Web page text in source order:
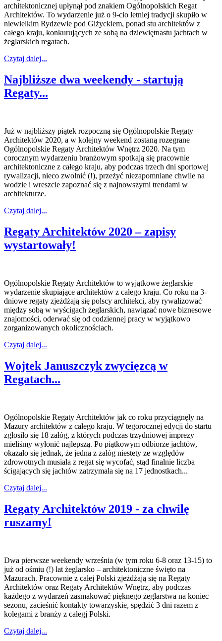
architektonicznej upłynął pod znakiem Ogólnopolskich Regat
Architektów. To wydarzenie już o 9-cio letniej tradycji skupiło w
niewielkim Rydzewie pod Giżyckiem, ponad stu architektów z
całego kraju, konkurujących ze sobą na dziewiętnastu jachtach w
żeglarskich regatach.
Czytaj dalej...
Najbliższe dwa weekendy - startują
Regaty...
Już w najbliższy piątek rozpoczną się Ogólnopolskie Regaty
Architektów 2020, a w kolejny weekend zostaną rozegrane
Ogólnopolskie Regaty Architektów Wnętrz 2020. Na tym
corocznym wydarzeniu branżowym spotkają się pracownie
architektoniczne z całego kraju, aby podczas trzech dni sportowej
rywalizacji, nieco zwolnić (!), przeżyć niezapomniane chwile na
wodzie i wreszcie zapoznać się z najnowszymi trendami w
architekturze.
Czytaj dalej...
Regaty Architektów 2020 – zapisy
wystartowały!
Ogólnopolskie Regaty Architektów to wyjątkowe żeglarskie
wydarzenie skupiające architektów z całego kraju. Co roku na 3-
dniowe regaty zjeżdżają się polscy architekci, aby rywalizować
między sobą w wyścigach żeglarskich, nawiązać nowe biznesowe
znajomości, oderwać się od codziennej pracy w wyjątkowo
zorganizowanych okolicznościach.
Czytaj dalej...
Wojtek Januszczyk zwycięzcą w
Regatach...
Ogólnopolskie Regaty Architektów jak co roku przyciągnęły na
Mazury architektów z całego kraju. W tegorocznej edycji do startu
zgłosiło się 18 załóg, z których podczas trzydniowej imprezy
mieliśmy wyłonić najlepszą. Po piątkowym odbiorze jachtów,
okazało się jednak, że jedna z załóg niestety ze względów
zdrowotnych musiała z regat się wycofać, stąd finalnie liczba
ścigających się jachtów zatrzymała się na 17 jednostkach...
Czytaj dalej...
Regaty Architektów 2019 - za chwilę
ruszamy!
Dwa pierwsze weekendy września (w tym roku 6-8 oraz 13-15) to
już od ośmiu (!) lat żeglarsko – architektoniczne święto na
Mazurach. Pracownie z całej Polski zjeżdżają się na Regaty
Architektów oraz Regaty Architektów Wnętrz, aby podczas
każdego z wydarzeń zasmakować pięknego żeglarstwa na koniec
sezonu, zacieśnić kontakty towarzyskie, spędzić 3 dni razem z
kolegami z branży z całegj Polski.
Czytaj dalej...